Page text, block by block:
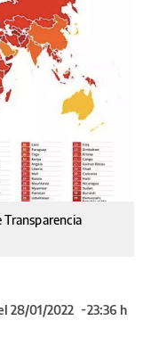
28/01/2022
23:36 h